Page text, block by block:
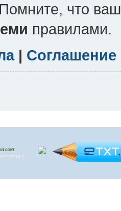
что
правилами.
|